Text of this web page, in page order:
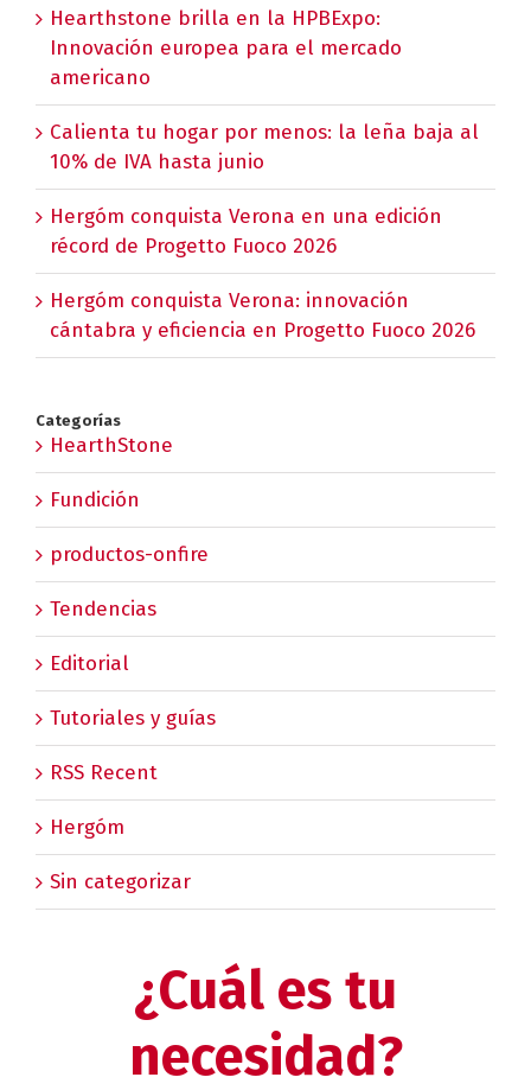
Hearthstone brilla en la HPBExpo:
Innovación europea para el mercado
americano
Calienta tu hogar por menos: la leña baja al
10% de IVA hasta junio
Hergóm conquista Verona en una edición
récord de Progetto Fuoco 2026
Hergóm conquista Verona: innovación
cántabra y eficiencia en Progetto Fuoco 2026
Categorías
HearthStone
Fundición
productos-onfire
Tendencias
Editorial
Tutoriales y guías
RSS Recent
Hergóm
Sin categorizar
¿Cuál es tu
necesidad?